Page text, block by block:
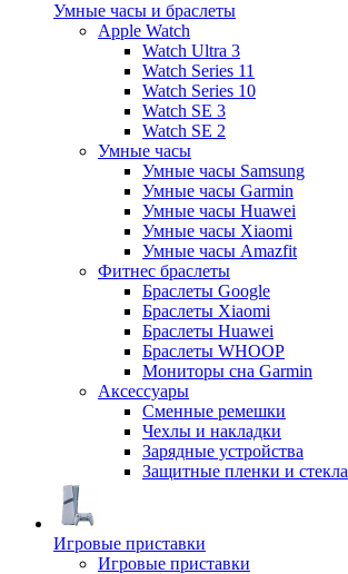
Умные часы и браслеты
Apple Watch
Watch Ultra 3
Watch Series 11
Watch Series 10
Watch SE 3
Watch SE 2
Умные часы
Умные часы Samsung
Умные часы Garmin
Умные часы Huawei
Умные часы Xiaomi
Умные часы Amazfit
Фитнес браслеты
Браслеты Google
Браслеты Xiaomi
Браслеты Huawei
Браслеты WHOOP
Мониторы сна Garmin
Аксессуары
Сменные ремешки
Чехлы и накладки
Зарядные устройства
Защитные пленки и стекла
Игровые приставки
Игровые приставки